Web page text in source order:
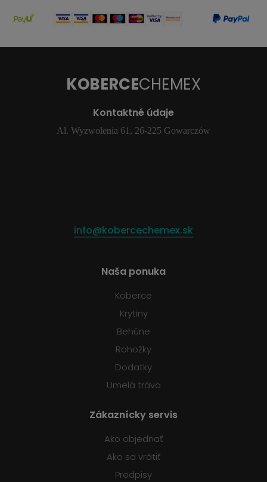
KOBERCECHEMEX
Kontaktné údaje
Al. Wyzwolenia 61, 26-225 Gowarczów
info@kobercechemex.sk
Naša ponuka
Koberce
Krytiny
Behúne
Rohožky
Dodatky
Umelá tráva
Zákaznícky servis
Ako objednať
Ako sa vrátiť
Predpisy